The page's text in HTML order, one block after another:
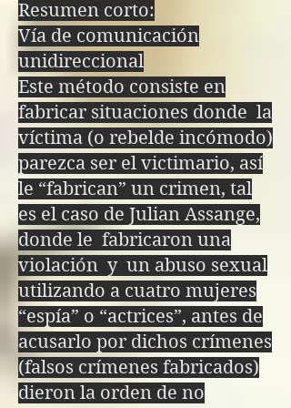
función en el infierno
este regresa al paraíso
con más experiencia
Si en vez de resolver
las paradojas intentas
destruir a los ángeles
caídos, no podrás
hacerlo, y en vez de
eso te adentrarás a
niveles más profundos
del infierno
Resumen corto:
Vía de comunicación
unidireccional
Este método consiste en
fabricar situaciones donde la
víctima (o rebelde incómodo)
parezca ser el victimario, así
le “fabrican” un crimen, tal
es el caso de Julian Assange,
donde le fabricaron una
violación y un abuso sexual
utilizando a cuatro mujeres
“espía” o “actrices”, antes de
acusarlo por dichos crímenes
(falsos crímenes fabricados)
dieron la orden de no